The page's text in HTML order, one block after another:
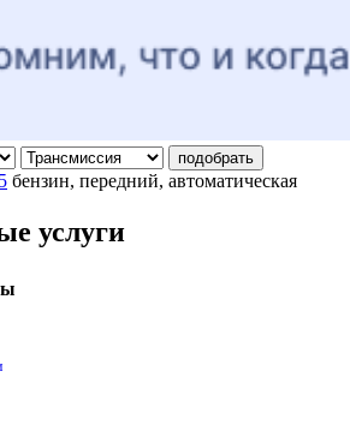
подобрать
бензин, передний, автоматическая
услуги